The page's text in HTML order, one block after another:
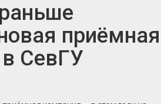
приёмная
СевГУ